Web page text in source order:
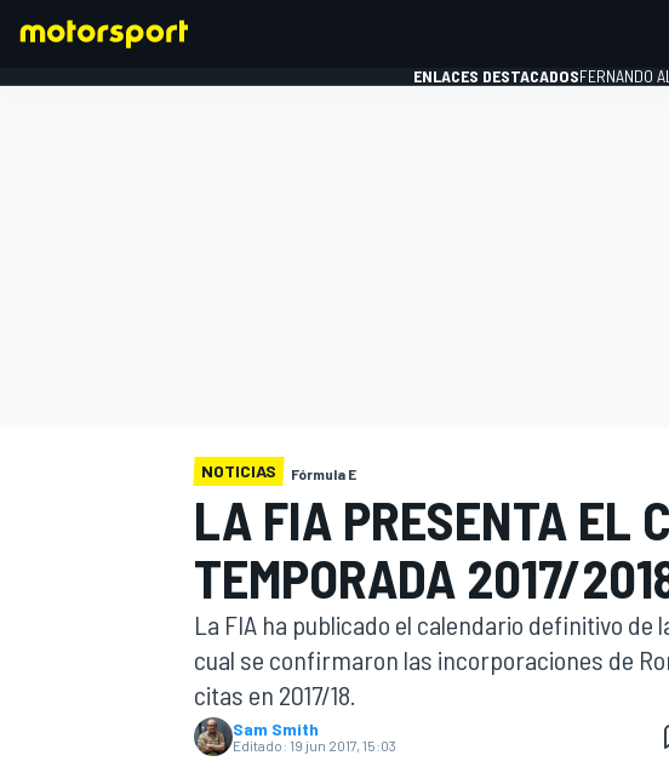
ENLACES DESTACADOSFERNANDO
NOTICIAS Fórmula E
LA FIA PRESENTA EL
TEMPORADA 2017/
La FIA ha publicado el calendario definitivo
cual se confirmaron las incorporaciones de
citas en 2017/18.
Sam Smith
Editado: 19 jun 2017, 15:03